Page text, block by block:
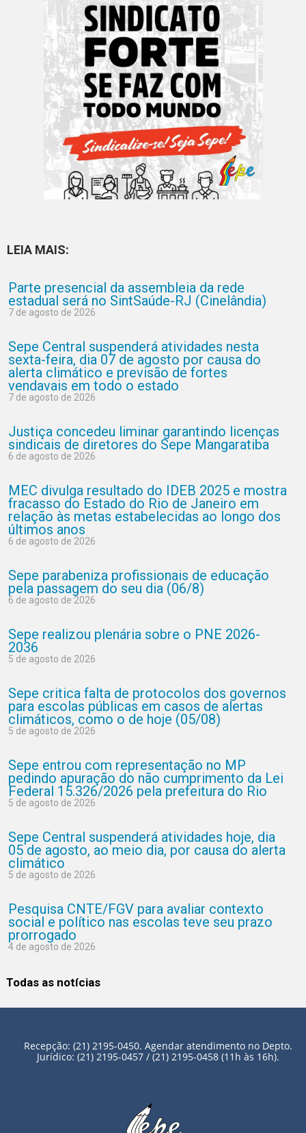
LEIA MAIS:
Parte presencial da assembleia da rede
estadual será no SintSaúde-RJ (Cinelândia)
7 de agosto de 2026
Sepe Central suspenderá atividades nesta
sexta-feira, dia 07 de agosto por causa do
alerta climático e previsão de fortes
vendavais em todo o estado
7 de agosto de 2026
Justiça concedeu liminar garantindo licenças
sindicais de diretores do Sepe Mangaratiba
6 de agosto de 2026
MEC divulga resultado do IDEB 2025 e mostra
fracasso do Estado do Rio de Janeiro em
relação às metas estabelecidas ao longo dos
últimos anos
6 de agosto de 2026
Sepe parabeniza profissionais de educação
pela passagem do seu dia (06/8)
6 de agosto de 2026
Sepe realizou plenária sobre o PNE 2026-
2036
5 de agosto de 2026
Sepe critica falta de protocolos dos governos
para escolas públicas em casos de alertas
climáticos, como o de hoje (05/08)
5 de agosto de 2026
Sepe entrou com representação no MP
pedindo apuração do não cumprimento da Lei
Federal 15.326/2026 pela prefeitura do Rio
5 de agosto de 2026
Sepe Central suspenderá atividades hoje, dia
05 de agosto, ao meio dia, por causa do alerta
climático
5 de agosto de 2026
Pesquisa CNTE/FGV para avaliar contexto
social e político nas escolas teve seu prazo
prorrogado
4 de agosto de 2026
Todas as notícias
Recepção: (21) 2195-0450. Agendar atendimento no Depto.
Jurídico: (21) 2195-0457 / (21) 2195-0458 (11h às 16h).